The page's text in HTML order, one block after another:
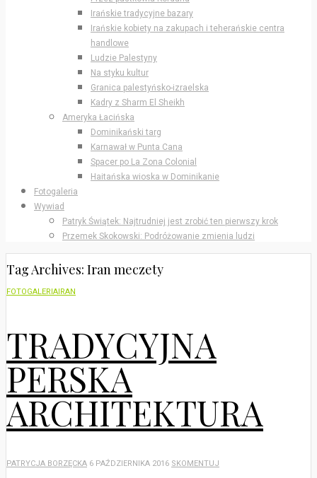
Irańskie tradycyjne bazary
Irańskie kobiety na zakupach i teherańskie centra
handlowe
Ludzie Palestyny
Na styku kultur
Granica palestyńsko-izraelska
Kadry z Sharm El Sheikh
Ameryka Łacińska
Dominikański targ
Karnawał w Punta Cana
Spacer po La Zona Colonial
Haitańska wioska w Dominikanie
Fotogaleria
Wywiad
Patryk Świątek: Najtrudniej jest zrobić ten pierwszy krok
Przemek Skokowski: Podróżowanie zmienia ludzi
Tag Archives: Iran meczety
FOTOGALERIAIRAN
TRADYCYJNA
PERSKA
ARCHITEKTURA
PATRYCJA BORZĘCKA 6 PAŹDZIERNIKA 2016 SKOMENTUJ